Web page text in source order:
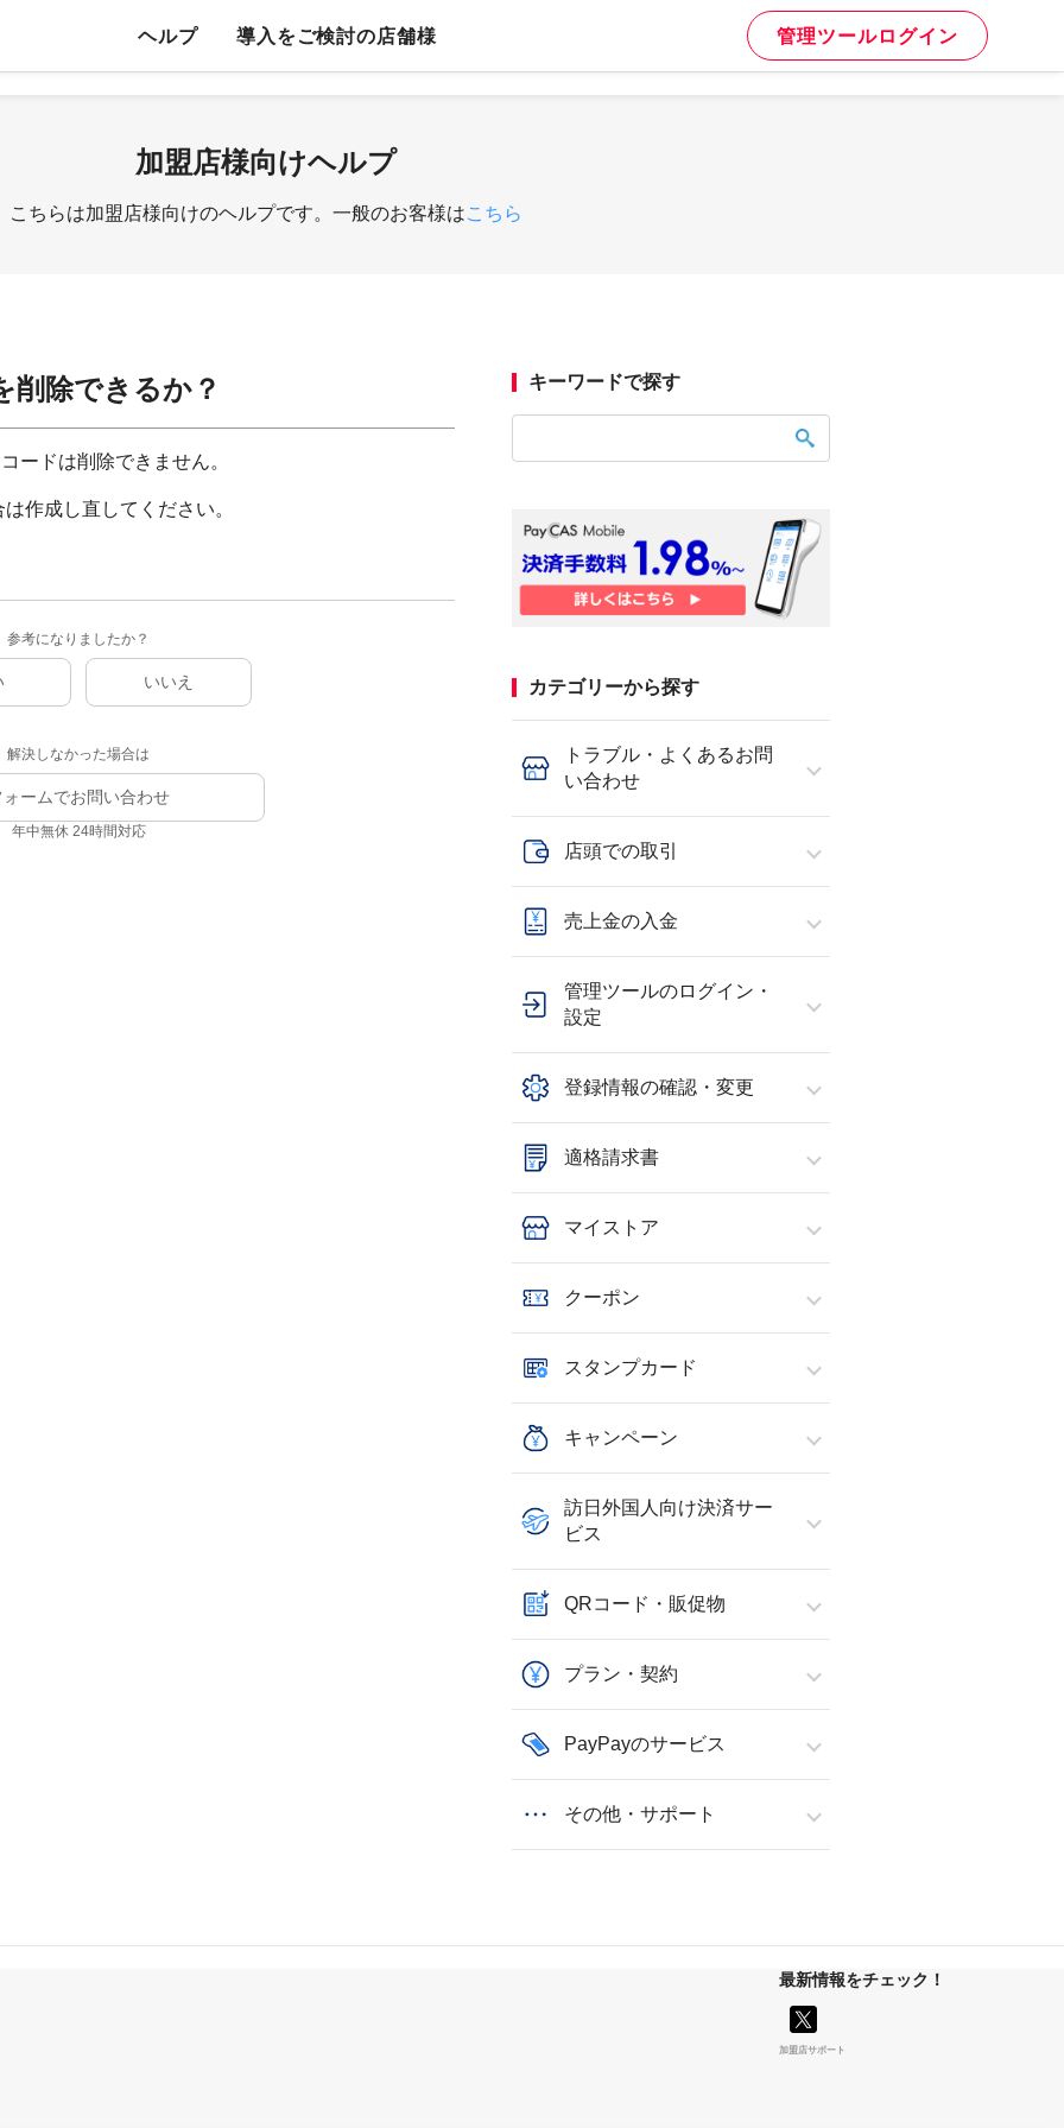
ヘルプ 導入をご検討の店舗様 管理ツールログイン
加盟店様向けヘルプ
こちらは加盟店様向けのヘルプです。一般のお客様はこちら
削除できるか？
ードは削除できません。
作成し直してください。
参考になりましたか？
いいえ
解決しなかった場合は
ォームでお問い合わせ
年中無休 24時間対応
キーワードで探す
カテゴリーから探す
トラブル・よくあるお問
い合わせ
店頭での取引
売上金の入金
管理ツールのログイン・
設定
登録情報の確認・変更
適格請求書
マイストア
クーポン
スタンプカード
キャンペーン
訪日外国人向け決済サー
ビス
QRコード・販促物
プラン・契約
PayPayのサービス
その他・サポート
最新情報をチェック！
加盟店サポート